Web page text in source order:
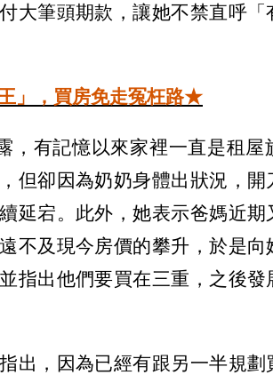
大筆頭期款，讓她不禁直呼「
」，買房免走冤枉路★
，有記憶以來家裡一直是租屋
但卻因為奶奶身體出狀況，開
延宕。此外，她表示爸媽近期
不及現今房價的攀升，於是向
指出他們要買在三重，之後發
出，因為已經有跟另一半規劃